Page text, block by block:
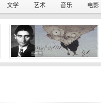
文学 艺术 音乐 电影